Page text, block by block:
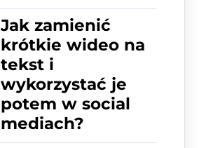
Jak zamienić
krótkie wideo na
tekst i
wykorzystać je
potem w social
mediach?